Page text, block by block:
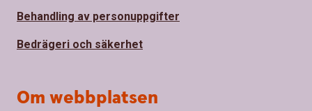
Behandling av personuppgifter
Bedrägeri och säkerhet
Om webbplatsen